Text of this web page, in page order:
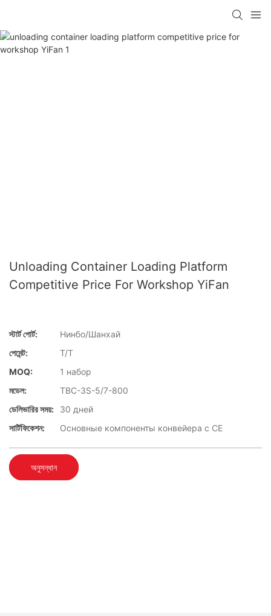
Unloading Container Loading Platform
Competitive Price For Workshop YiFan
স্টার্ট পোর্ট:
Нинбо/Шанхай
পেমেন্ট:
T/T
MOQ:
1 набор
মডেল:
TBC-3S-5/7-800
ডেলিভারির সময়:
30 дней
সার্টিফিকেশন:
Основные компоненты конвейера с CE
অনুসন্ধান